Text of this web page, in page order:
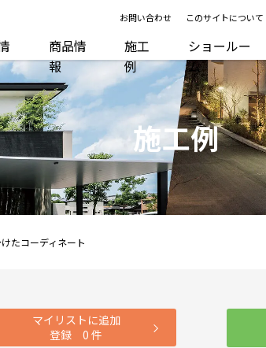
お問い合わせ このサイトについて
商品情
報
施工
例
ショールー
ム
施工例
たコーディネート
マイリストに追加
登録0 件